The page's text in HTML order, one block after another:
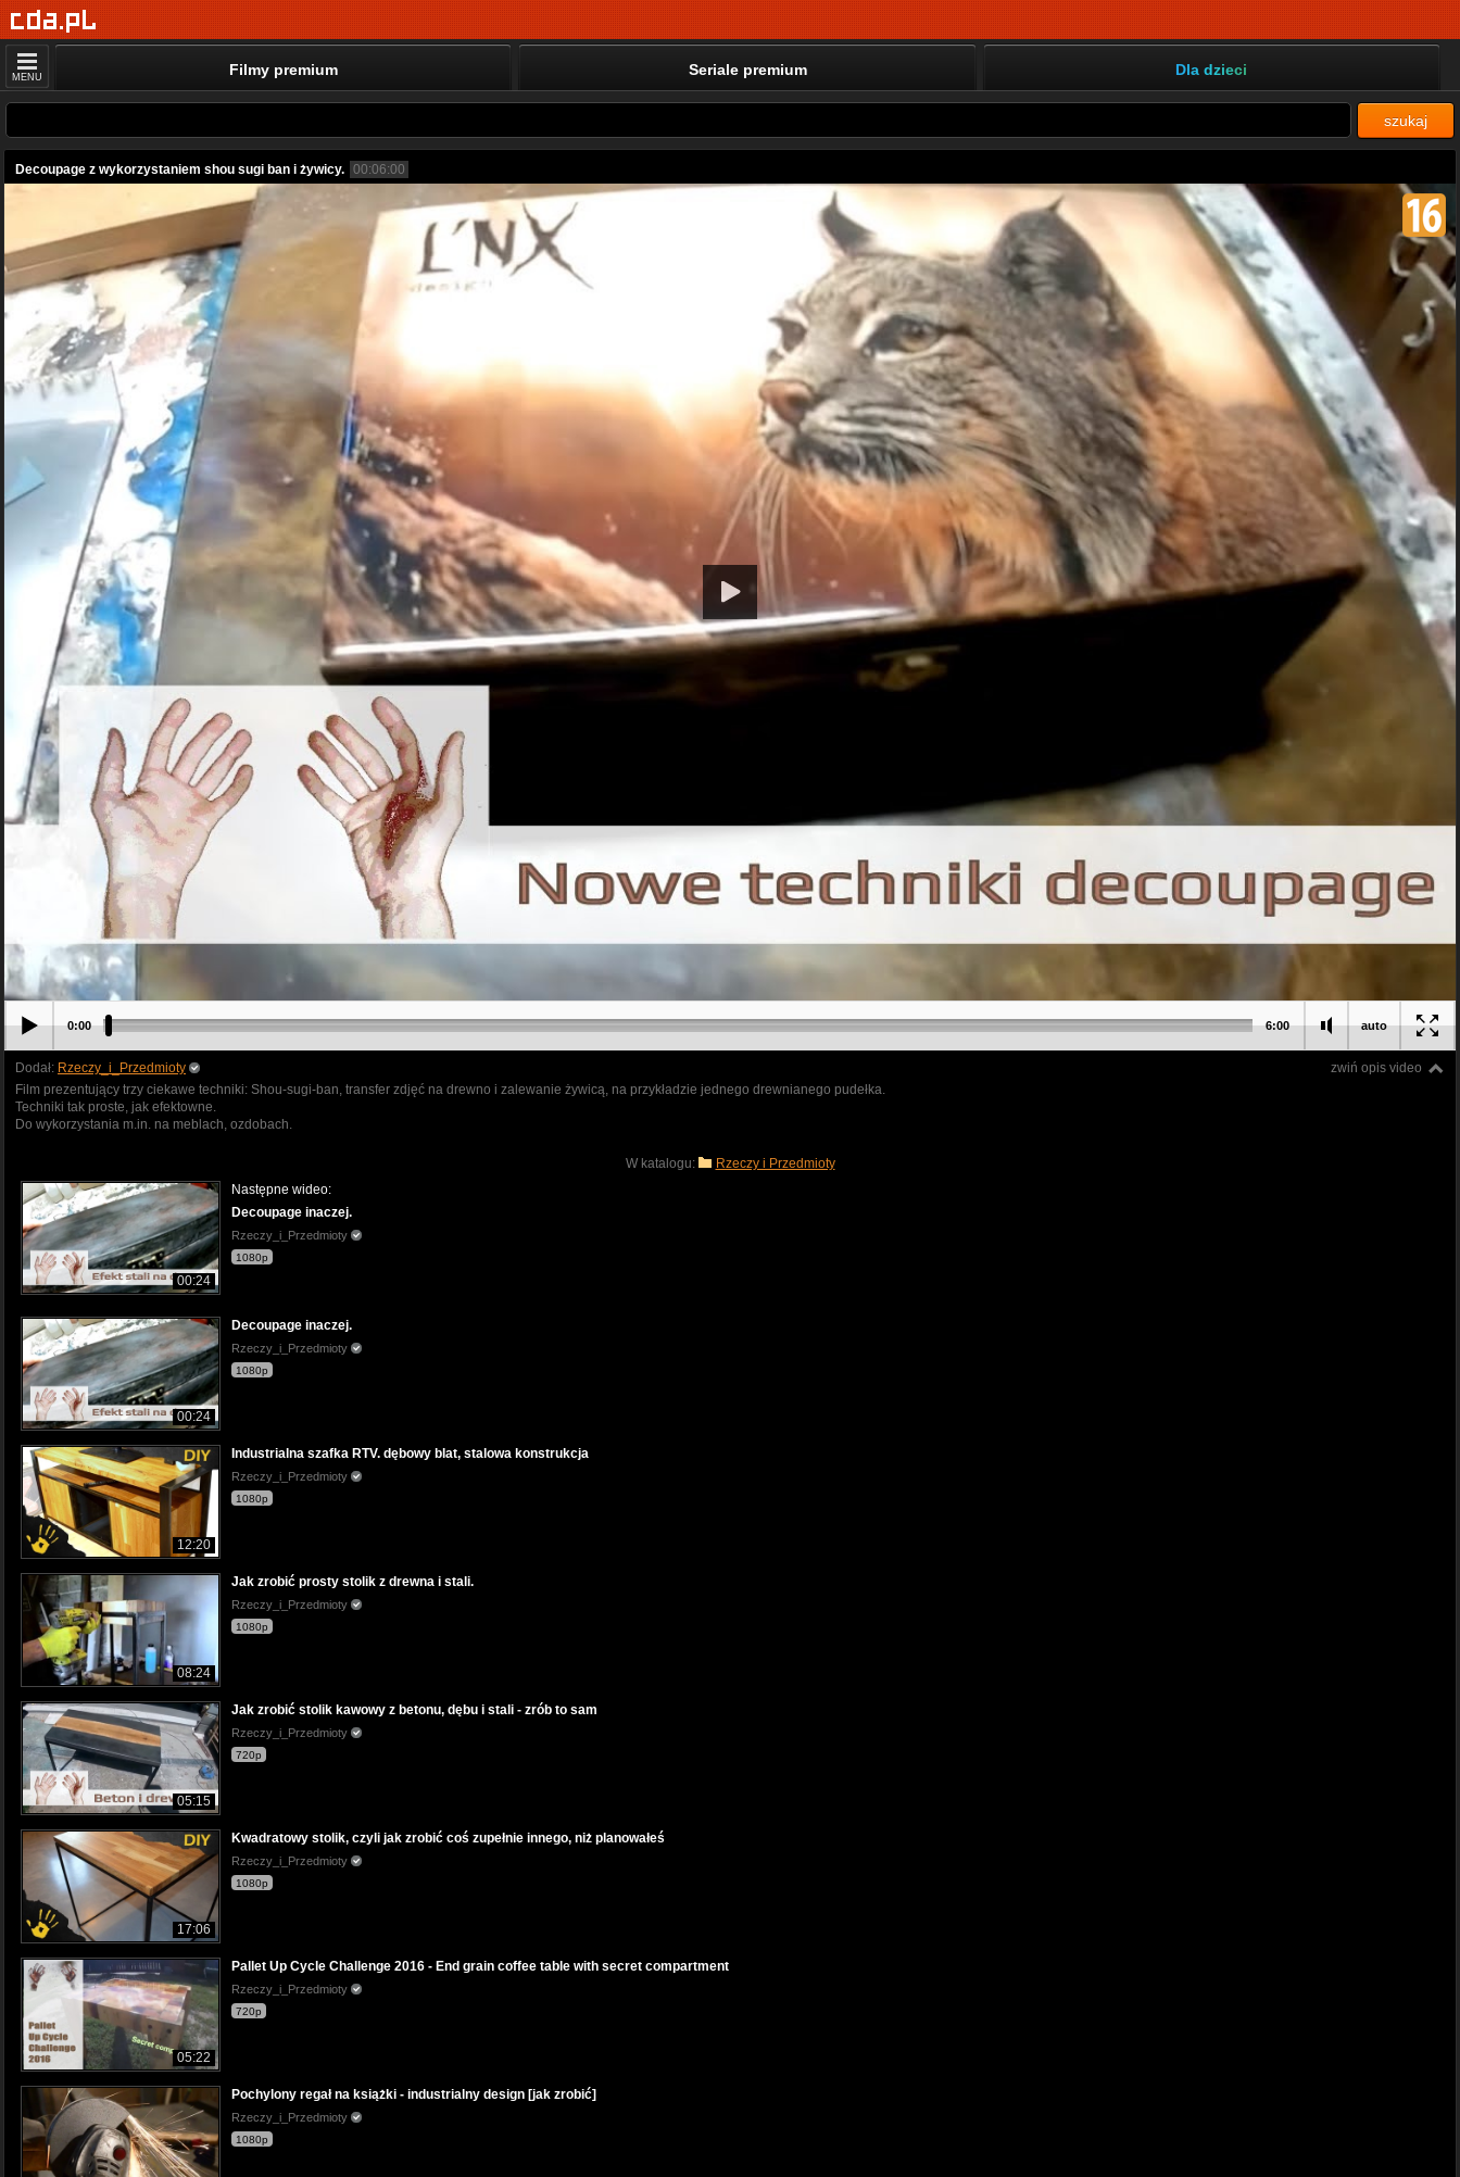
MENU Filmy premium Seriale premium Dla dzieci
szukaj
Decoupage z wykorzystaniem shou sugi ban i żywicy. 00:06:00
auto
0:00 6:00
zwiń opis video
Dodał: Rzeczy_i_Przedmioty
Film prezentujący trzy ciekawe techniki: Shou-sugi-ban, transfer zdjęć na drewno i zalewanie żywicą, na przykładzie jednego drewnianego pudełka.
Techniki tak proste, jak efektowne.
Do wykorzystania m.in. na meblach, ozdobach.
W katalogu: Rzeczy i Przedmioty
00:24
Następne wideo:
Decoupage inaczej.
Rzeczy_i_Przedmioty
1080p
00:24
Decoupage inaczej.
Rzeczy_i_Przedmioty
1080p
12:20
Industrialna szafka RTV. dębowy blat, stalowa konstrukcja
Rzeczy_i_Przedmioty
1080p
08:24
Jak zrobić prosty stolik z drewna i stali.
Rzeczy_i_Przedmioty
1080p
05:15
Jak zrobić stolik kawowy z betonu, dębu i stali - zrób to sam
Rzeczy_i_Przedmioty
720p
17:06
Kwadratowy stolik, czyli jak zrobić coś zupełnie innego, niż planowałeś
Rzeczy_i_Przedmioty
1080p
05:22
Pallet Up Cycle Challenge 2016 - End grain coffee table with secret compartment
Rzeczy_i_Przedmioty
720p
Pochylony regał na książki - industrialny design [jak zrobić]
Rzeczy_i_Przedmioty
1080p